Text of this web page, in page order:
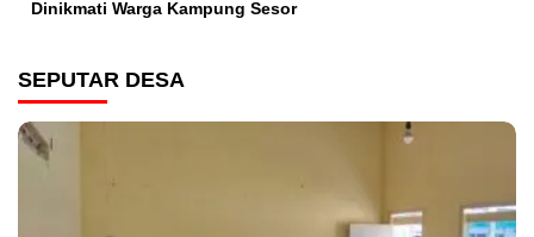
Dinikmati Warga Kampung Sesor
SEPUTAR DESA